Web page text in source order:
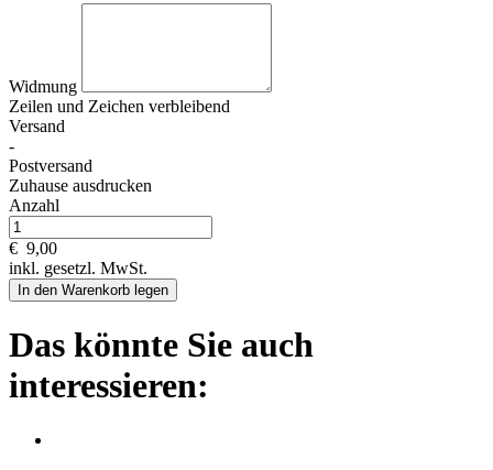
Widmung
Zeilen und Zeichen verbleibend
Versand
-
Postversand
Zuhause ausdrucken
Anzahl
€ 9,00
inkl. gesetzl. MwSt.
In den Warenkorb legen
Das könnte Sie auch
interessieren: